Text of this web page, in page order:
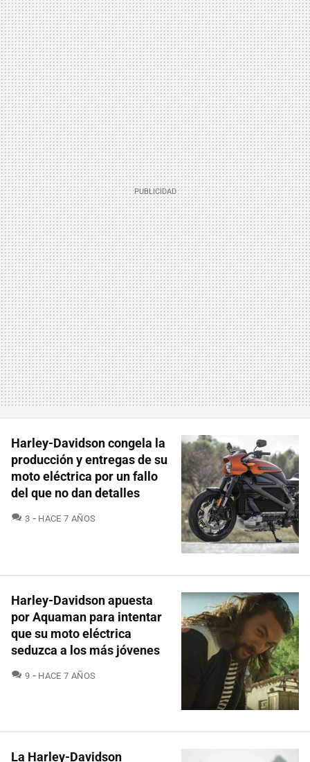
Harley-Davidson congela la
producción y entregas de su
moto eléctrica por un fallo
del que no dan detalles
3 COMENTARIOS
HACE 7 AÑOS
Harley-Davidson apuesta
por Aquaman para intentar
que su moto eléctrica
seduzca a los más jóvenes
9 COMENTARIOS
HACE 7 AÑOS
La Harley-Davidson